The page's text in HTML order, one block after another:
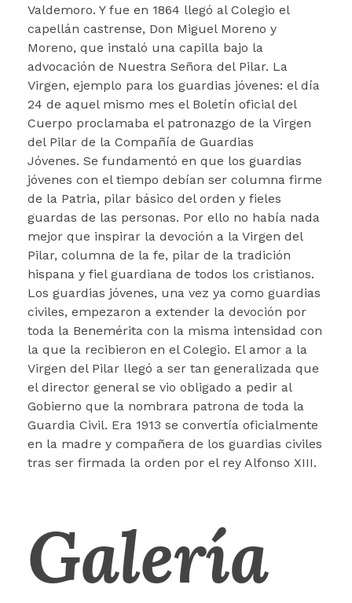
Valdemoro. Y fue en 1864 llegó al Colegio el
capellán castrense, Don Miguel Moreno y
Moreno, que instaló una capilla bajo la
advocación de Nuestra Señora del Pilar. La
Virgen, ejemplo para los guardias jóvenes: el día
24 de aquel mismo mes el Boletín oficial del
Cuerpo proclamaba el patronazgo de la Virgen
del Pilar de la Compañía de Guardias
Jóvenes. Se fundamentó en que los guardias
jóvenes con el tiempo debían ser columna firme
de la Patria, pilar básico del orden y fieles
guardas de las personas. Por ello no había nada
mejor que inspirar la devoción a la Virgen del
Pilar, columna de la fe, pilar de la tradición
hispana y fiel guardiana de todos los cristianos.
Los guardias jóvenes, una vez ya como guardias
civiles, empezaron a extender la devoción por
toda la Benemérita con la misma intensidad con
la que la recibieron en el Colegio. El amor a la
Virgen del Pilar llegó a ser tan generalizada que
el director general se vio obligado a pedir al
Gobierno que la nombrara patrona de toda la
Guardia Civil. Era 1913 se convertía oficialmente
en la madre y compañera de los guardias civiles
tras ser firmada la orden por el rey Alfonso XIII.
Galería